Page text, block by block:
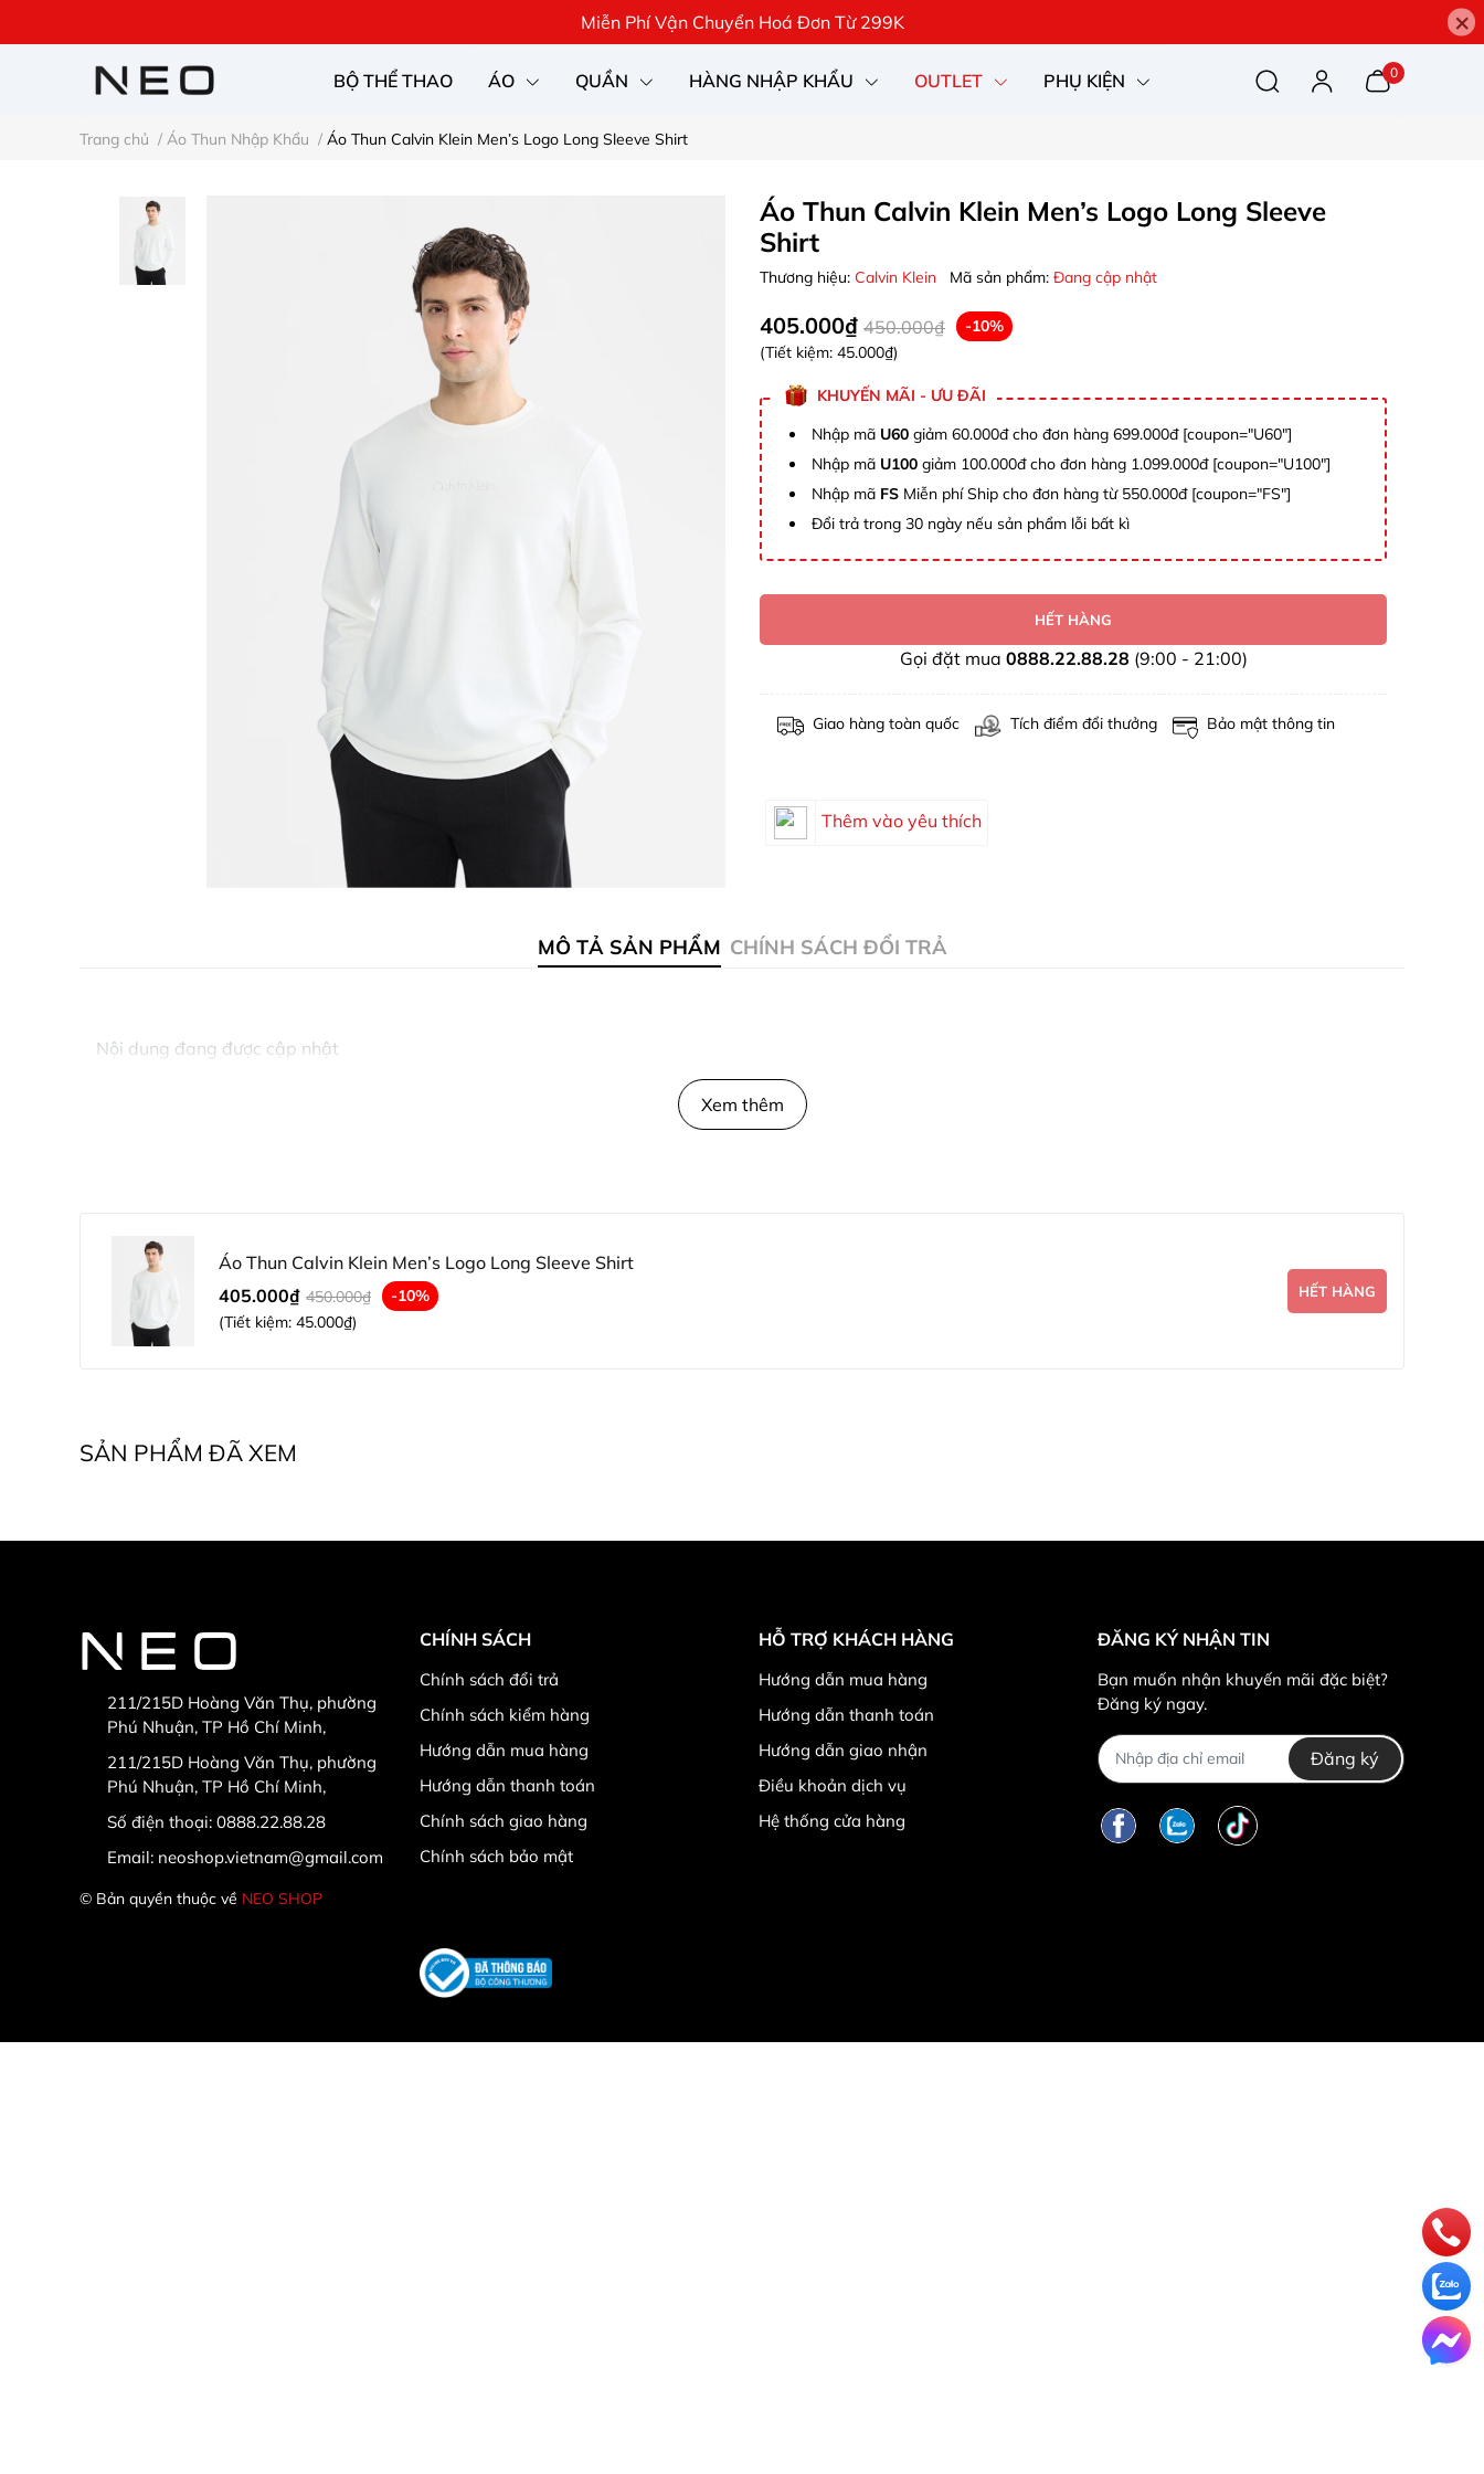
Miễn Phí Vận Chuyển Hoá Đơn Từ 299K ×
BỘ THỂ THAO ÁO QUẦN HÀNG NHẬP KHẨU OUTLET PHỤ KIỆN 0
Trang chủ / Áo Thun Nhập Khẩu / Áo Thun Calvin Klein Men’s Logo Long Sleeve Shirt
Áo Thun Calvin Klein Men’s Logo Long Sleeve
Shirt
Thương hiệu: Calvin Klein Mã sản phẩm: Đang cập nhật
405.000₫ 450.000₫
-10%
(Tiết kiệm: 45.000₫)
KHUYẾN MÃI - ƯU ĐÃI
Nhập mã U60 giảm 60.000đ cho đơn hàng 699.000đ [coupon="U60"]
Nhập mã U100 giảm 100.000đ cho đơn hàng 1.099.000đ [coupon="U100"]
Nhập mã FS Miễn phí Ship cho đơn hàng từ 550.000đ [coupon="FS"]
Đổi trả trong 30 ngày nếu sản phẩm lỗi bất kì
HẾT HÀNG
Gọi đặt mua 0888.22.88.28 (9:00 - 21:00)
Giao hàng toàn quốc Tích điểm đổi thưởng Bảo mật thông tin
Thêm vào yêu thích
MÔ TẢ SẢN PHẨM CHÍNH SÁCH ĐỔI TRẢ
Nội dung đang được cập nhật
Xem thêm
Áo Thun Calvin Klein Men’s Logo Long Sleeve Shirt
405.000₫ 450.000₫
-10%
(Tiết kiệm: 45.000₫)
HẾT HÀNG
SẢN PHẨM ĐÃ XEM
211/215D Hoàng Văn Thụ, phường
Phú Nhuận, TP Hồ Chí Minh,
211/215D Hoàng Văn Thụ, phường
Phú Nhuận, TP Hồ Chí Minh,
Số điện thoại: 0888.22.88.28
Email: neoshop.vietnam@gmail.com
© Bản quyền thuộc về NEO SHOP
CHÍNH SÁCH
Chính sách đổi trả
Chính sách kiểm hàng
Hướng dẫn mua hàng
Hướng dẫn thanh toán
Chính sách giao hàng
Chính sách bảo mật
HỖ TRỢ KHÁCH HÀNG
Hướng dẫn mua hàng
Hướng dẫn thanh toán
Hướng dẫn giao nhận
Điều khoản dịch vụ
Hệ thống cửa hàng
ĐĂNG KÝ NHẬN TIN
Bạn muốn nhận khuyến mãi đặc biệt?
Đăng ký ngay.
Đăng ký